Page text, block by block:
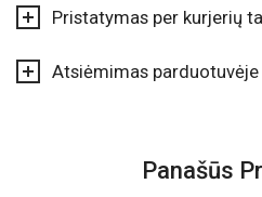
Pristatymas per kurjerių
Atsiėmimas
Panašūs